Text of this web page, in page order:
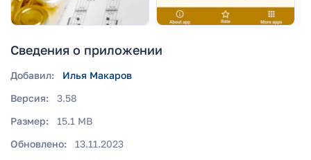
Сведения о приложении
Добавил:
Илья Макаров
Версия:
3.58
Размер:
15.1 MB
Обновлено:
13.11.2023